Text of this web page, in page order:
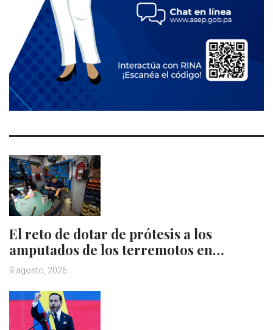
El reto de dotar de prótesis a los
amputados de los terremotos en…
9 agosto, 2026